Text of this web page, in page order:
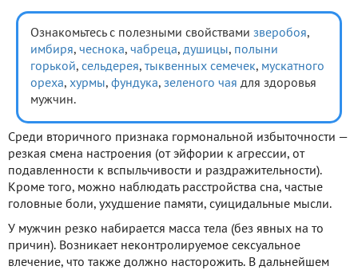
Ознакомьтесь с полезными свойствами зверобоя,
имбиря, чеснока, чабреца, душицы, полыни
горькой, сельдерея, тыквенных семечек, мускатного
ореха, хурмы, фундука, зеленого чая для здоровья
мужчин.
Среди вторичного признака гормональной избыточности —
резкая смена настроения (от эйфории к агрессии, от
подавленности к вспыльчивости и раздражительности).
Кроме того, можно наблюдать расстройства сна, частые
головные боли, ухудшение памяти, суицидальные мысли.
У мужчин резко набирается масса тела (без явных на то
причин). Возникает неконтролируемое сексуальное
влечение, что также должно насторожить. В дальнейшем